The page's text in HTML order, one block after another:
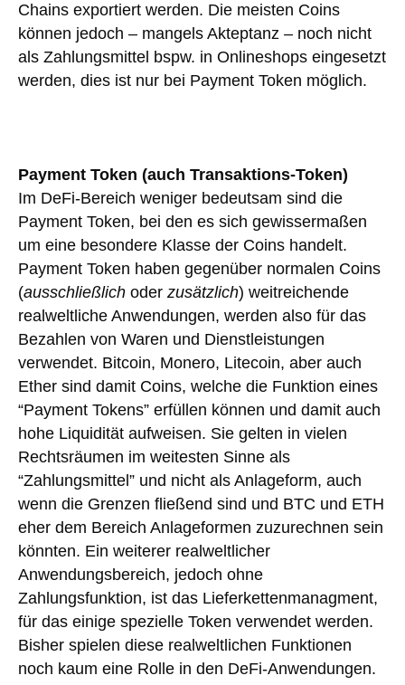
Chains exportiert werden. Die meisten Coins
können jedoch – mangels Akteptanz – noch nicht
als Zahlungsmittel bspw. in Onlineshops eingesetzt
werden, dies ist nur bei Payment Token möglich.
Payment Token (auch Transaktions-Token)
Im DeFi-Bereich weniger bedeutsam sind die
Payment Token, bei den es sich gewissermaßen
um eine besondere Klasse der Coins handelt.
Payment Token haben gegenüber normalen Coins
(ausschließlich oder zusätzlich) weitreichende
realweltliche Anwendungen, werden also für das
Bezahlen von Waren und Dienstleistungen
verwendet. Bitcoin, Monero, Litecoin, aber auch
Ether sind damit Coins, welche die Funktion eines
“Payment Tokens” erfüllen können und damit auch
hohe Liquidität aufweisen. Sie gelten in vielen
Rechtsräumen im weitesten Sinne als
“Zahlungsmittel” und nicht als Anlageform, auch
wenn die Grenzen fließend sind und BTC und ETH
eher dem Bereich Anlageformen zuzurechnen sein
könnten. Ein weiterer realweltlicher
Anwendungsbereich, jedoch ohne
Zahlungsfunktion, ist das Lieferkettenmanagment,
für das einige spezielle Token verwendet werden.
Bisher spielen diese realweltlichen Funktionen
noch kaum eine Rolle in den DeFi-Anwendungen.